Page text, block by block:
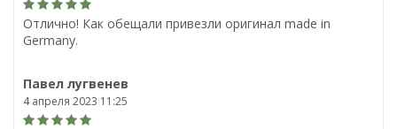
Отлично! Как обещали привезли оригинал made in
Germany.
Павел лугвенев
4 апреля 2023 11:25